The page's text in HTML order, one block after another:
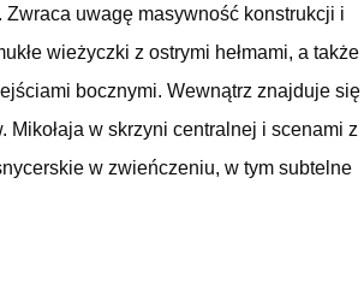
uwagę masywność konstrukcji i
wieżyczki z ostrymi hełmami, a także
bocznymi. Wewnątrz znajduje się
Mikołaja w skrzyni centralnej i scenami z
w zwieńczeniu, w tym subtelne